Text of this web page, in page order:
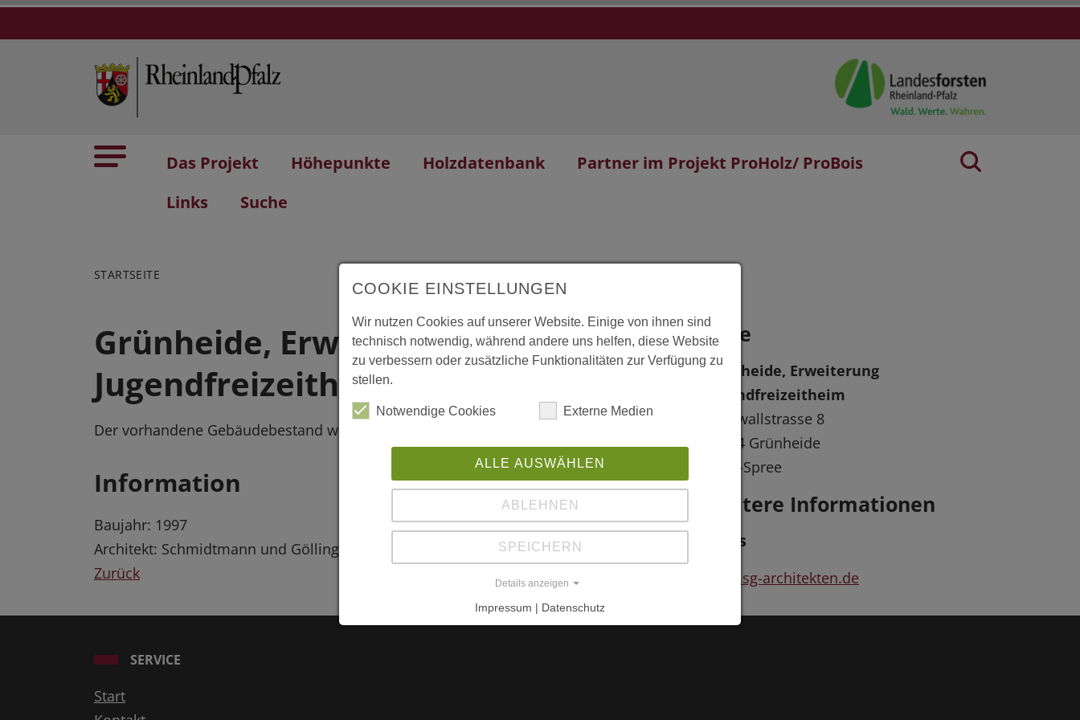
Das Projekt Höhepunkte Holzdatenbank
Partner im Projekt ProHolz/ ProBois
Links
Suche
STARTSEITE
Grünheide, Erweiterung
Jugendfreizeitheim
Der vorhandene Gebäudebestand wurde durch aufgeständerte rote Kuben ergänzt
Information
Baujahr: 1997
Architekt: Schmidtmann und Gölling Architekten, Berlin
Zurück
Lage
Grünheide, Erweiterung
Jugendfreizeitheim
Burgwallstrasse 8
15534 Grünheide
Oder-Spree
Weitere Informationen
Links
www.sg-architekten.de
SERVICE
Start
COOKIE EINSTELLUNGEN
Wir nutzen Cookies auf unserer Website. Einige von ihnen sind
technisch notwendig, während andere uns helfen, diese Website
zu verbessern oder zusätzliche Funktionalitäten zur Verfügung zu
stellen.
Notwendige Cookies Externe Medien
ALLE AUSWÄHLEN
ABLEHNEN
SPEICHERN
Details anzeigen
Impressum | Datenschutz